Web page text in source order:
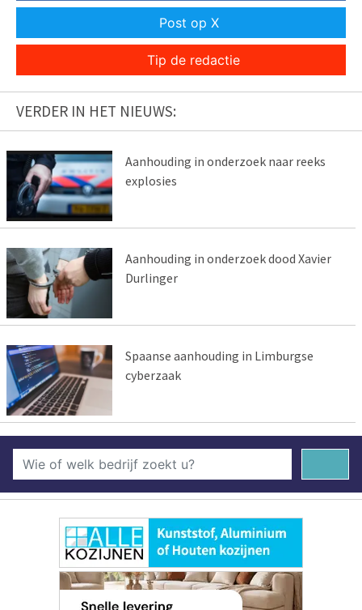
Post op X
Tip de redactie
VERDER IN HET NIEUWS:
Aanhouding in onderzoek naar reeks
explosies
Aanhouding in onderzoek dood Xavier
Durlinger
Spaanse aanhouding in Limburgse
cyberzaak